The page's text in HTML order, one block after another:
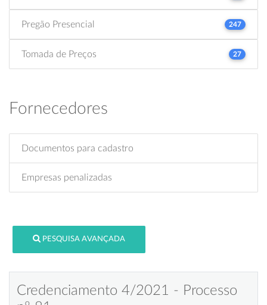
Pregão Presencial 247
Tomada de Preços 27
Fornecedores
Documentos para cadastro
Empresas penalizadas
PESQUISA AVANÇADA
Credenciamento 4/2021 - Processo